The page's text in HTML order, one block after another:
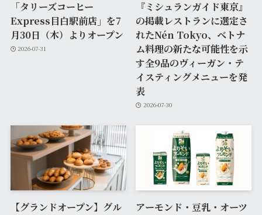
「タリーズコーヒー
Express目白駅前店」を7
月30日（木）よりオープン
2026-07-31
『ミシュランガイド東京』
の掲載レストランに選定さ
れたNén Tokyo、ベトナ
ム料理の新たな可能性を示
す全9品のヴィーガン・テ
イスティングメニューを発
表
2026-07-30
【グランドオープン】グル
アーモンド・豆乳・オーツ